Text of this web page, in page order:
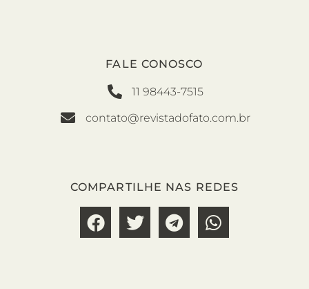
FALE CONOSCO
11 98443-7515
contato@revistadofato.com.br
COMPARTILHE NAS REDES